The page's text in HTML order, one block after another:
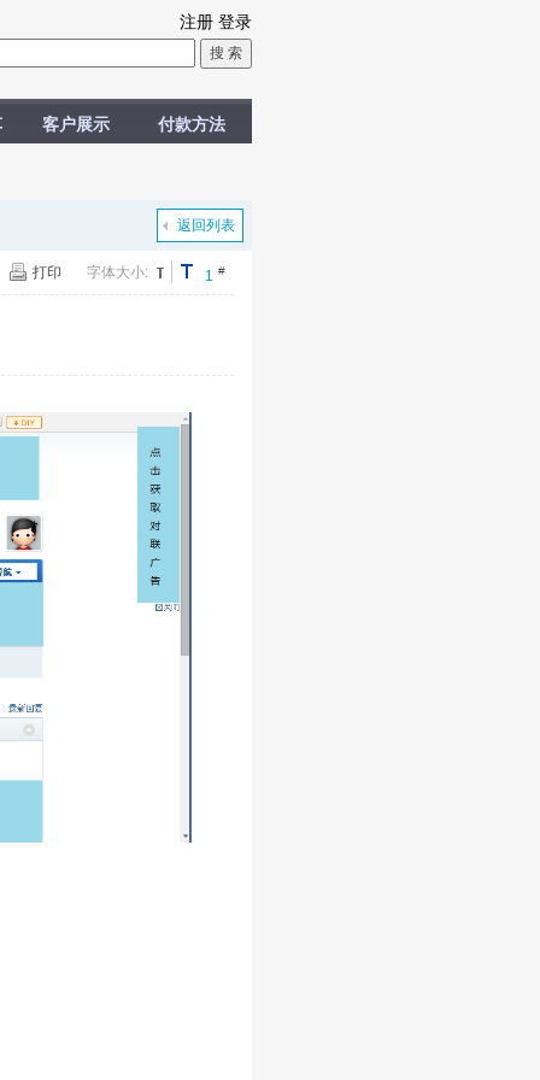
注册 登录
客户展示 付款方法
返回列表
1 #
打印 字体大小: